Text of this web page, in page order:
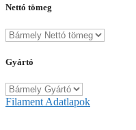
Nettó tömeg
Gyártó
Filament Adatlapok